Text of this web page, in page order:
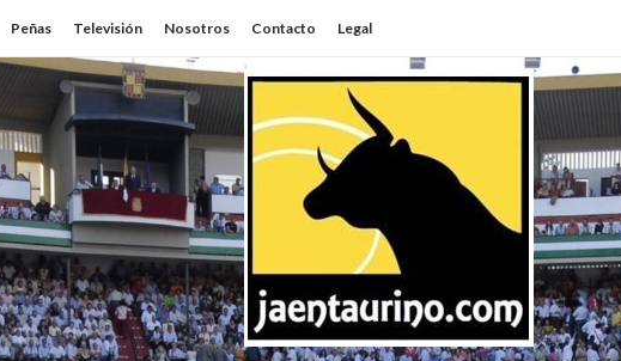
Peñas Televisión Nosotros Contacto Legal